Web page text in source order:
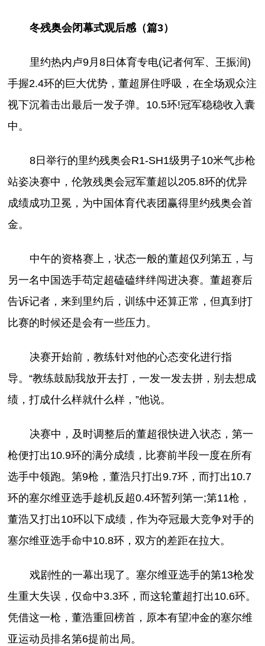
冬残奥会闭幕式观后感（篇3）
里约热内卢9月8日体育专电(记者何军、王振润)
手握2.4环的巨大优势，董超屏住呼吸，在全场观众注
视下沉着击出最后一发子弹。10.5环!冠军稳稳收入囊
中。
8日举行的里约残奥会R1-SH1级男子10米气步枪
站姿决赛中，伦敦残奥会冠军董超以205.8环的优异
成绩成功卫冕，为中国体育代表团赢得里约残奥会首
金。
中午的资格赛上，状态一般的董超仅列第五，与
另一名中国选手苟定超磕磕绊绊闯进决赛。董超赛后
告诉记者，来到里约后，训练中还算正常，但真到打
比赛的时候还是会有一些压力。
决赛开始前，教练针对他的心态变化进行指
导。“教练鼓励我放开去打，一发一发去拼，别去想成
绩，打成什么样就什么样，”他说。
决赛中，及时调整后的董超很快进入状态，第一
枪便打出10.9环的满分成绩，比赛前半段一度在所有
选手中领跑。第9枪，董浩只打出9.7环，而打出10.7
环的塞尔维亚选手趁机反超0.4环暂列第一;第11枪，
董浩又打出10环以下成绩，作为夺冠最大竞争对手的
塞尔维亚选手命中10.8环，双方的差距在拉大。
戏剧性的一幕出现了。塞尔维亚选手的第13枪发
生重大失误，仅命中3.3环，而这轮董超打出10.6环。
凭借这一枪，董浩重回榜首，原本有望冲金的塞尔维
亚运动员排名第6提前出局。